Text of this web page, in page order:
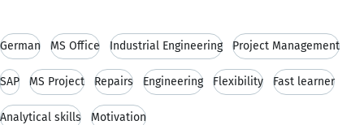
German MS Office Industrial Engineering Project Management
SAP MS Project Repairs Engineering Flexibility Fast learner
Analytical skills Motivation